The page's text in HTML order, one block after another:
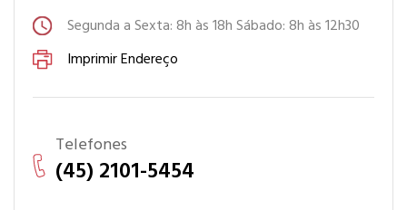
Segunda a Sexta: 8h às 18h Sábado: 8h às 12h30
Imprimir Endereço
Telefones
(45) 2101-5454